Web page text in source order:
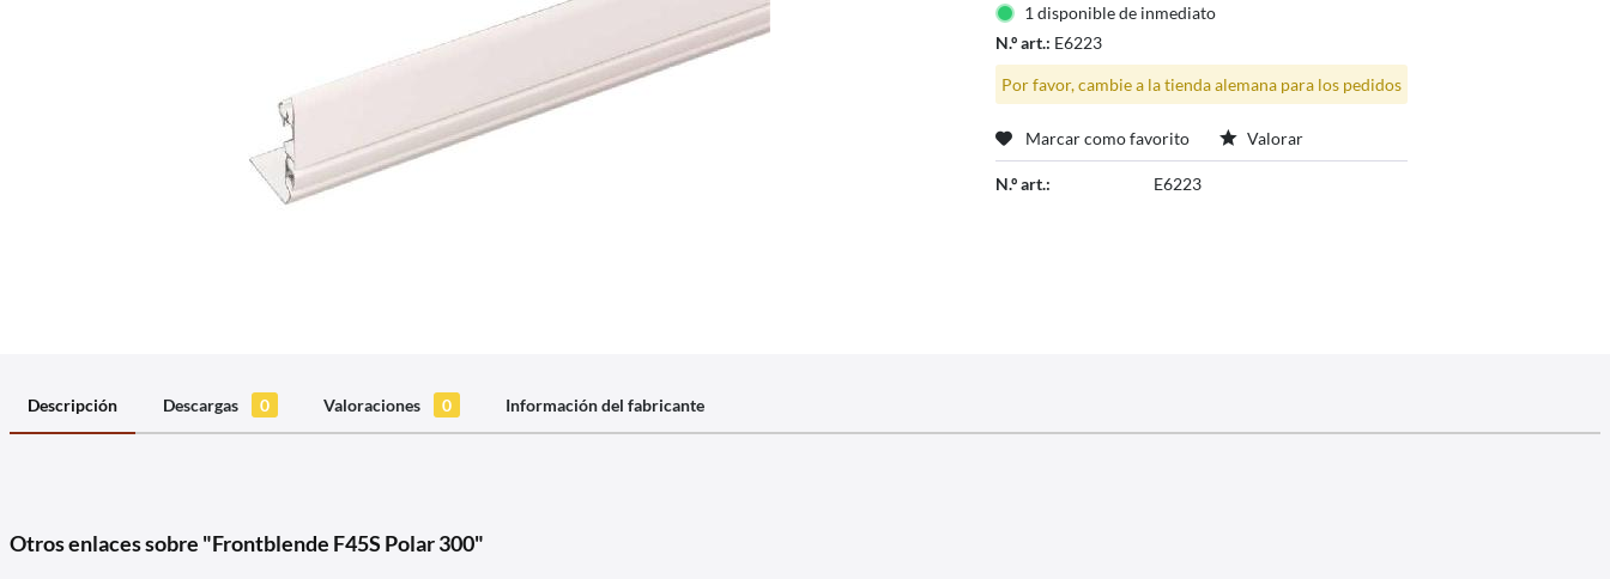
1 disponible de inmediato
N.º art.: E6223
Por favor, cambie a la tienda alemana para los pedidos
Marcar como favorito Valorar
N.º art.: E6223
Descripción Descargas 0 Valoraciones 0 Información del fabricante
Otros enlaces sobre "Frontblende F45S Polar 300"